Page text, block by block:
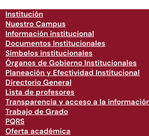
Institución
Nuestro Campus
Información institucional
Documentos Institucionales
Símbolos institucionales
Órganos de Gobierno Institucionales
Planeación y Efectividad Institucional
Directorio General
Lista de profesores
Transparencia y acceso a la
Trabajo de Grado
PQRS
Oferta académica